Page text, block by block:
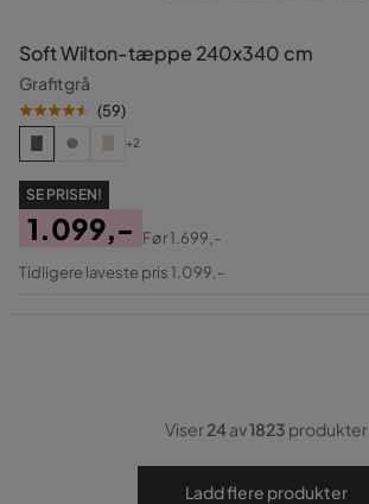
Soft Wilton-tæppe 240x340 cm
Grafitgrå
(59)
+2
SE PRISEN!
Pris
1.099,-
Original
Før1.699,-
Tidligere laveste pris 1.099,-
Viser24av1823 produkter
Ladd flere produkter